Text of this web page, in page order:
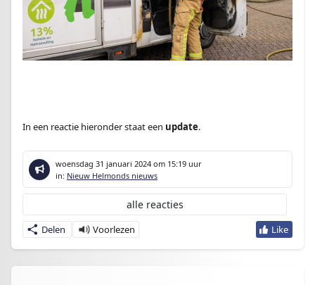
In een reactie hieronder staat een update.
woensdag 31 januari 2024 om 15:19 uur
in: Nieuw Helmonds nieuws
Delen
alle reacties